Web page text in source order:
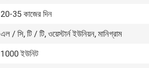
20-35 কাজের দিন
এল / সি, টি / টি, ওয়েস্টার্ন ইউনিয়ন, মানিগ্রাম
1000 ইউনিট